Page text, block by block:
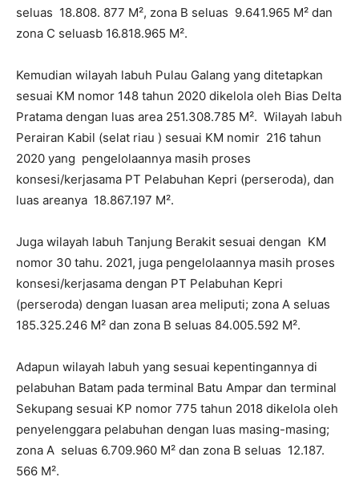
seluas 18.808. 877 M², zona B seluas 9.641.965 M² dan
zona C seluasb 16.818.965 M².
Kemudian wilayah labuh Pulau Galang yang ditetapkan
sesuai KM nomor 148 tahun 2020 dikelola oleh Bias Delta
Pratama dengan luas area 251.308.785 M². Wilayah labuh
Perairan Kabil (selat riau ) sesuai KM nomir 216 tahun
2020 yang pengelolaannya masih proses
konsesi/kerjasama PT Pelabuhan Kepri (perseroda), dan
luas areanya 18.867.197 M².
Juga wilayah labuh Tanjung Berakit sesuai dengan KM
nomor 30 tahu. 2021, juga pengelolaannya masih proses
konsesi/kerjasama dengan PT Pelabuhan Kepri
(perseroda) dengan luasan area meliputi; zona A seluas
185.325.246 M² dan zona B seluas 84.005.592 M².
Adapun wilayah labuh yang sesuai kepentingannya di
pelabuhan Batam pada terminal Batu Ampar dan terminal
Sekupang sesuai KP nomor 775 tahun 2018 dikelola oleh
penyelenggara pelabuhan dengan luas masing-masing;
zona A seluas 6.709.960 M² dan zona B seluas 12.187.
566 M².